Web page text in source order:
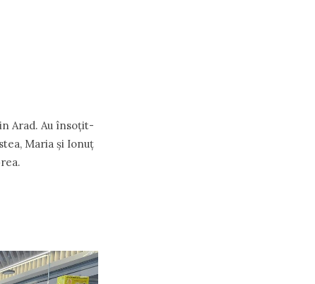
Arad. Au însoțit-
Maria și Ionuț